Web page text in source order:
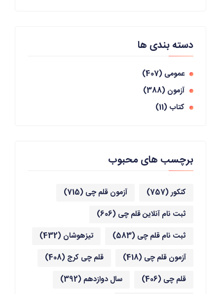
دسته بندی ها
عمومی(407)
آزمون(388)
کتاب(11)
برچسب های محبوب
کنکور(757) آزمون قلم چی (715)
ثبت نام آنلاین قلم چی (606)
ثبت نام قلم چی (583) تیزهوشان(432)
آزمون قلم چی (418) قلم چی کرج (408)
قلم چی (406) سال دوازدهم(392)